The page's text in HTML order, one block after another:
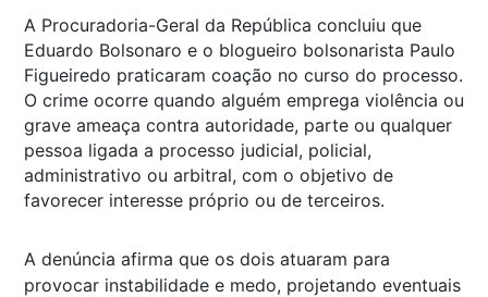
A Procuradoria-Geral da República concluiu que
Eduardo Bolsonaro e o blogueiro bolsonarista Paulo
Figueiredo praticaram coação no curso do processo.
O crime ocorre quando alguém emprega violência ou
grave ameaça contra autoridade, parte ou qualquer
pessoa ligada a processo judicial, policial,
administrativo ou arbitral, com o objetivo de
favorecer interesse próprio ou de terceiros.
A denúncia afirma que os dois atuaram para
provocar instabilidade e medo, projetando eventuais